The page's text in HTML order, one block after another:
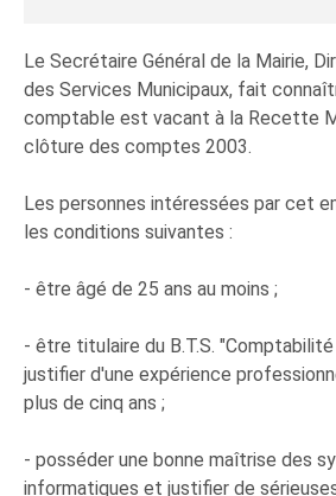
Le Secrétaire Général de la Mairie,
des Services Municipaux, fait
comptable est vacant à la Recette
clôture des comptes 2003.
Les personnes intéressées par cet
les conditions suivantes :
- être âgé de 25 ans au moins ;
- être titulaire du B.T.S.
justifier d'une expérience
plus de cinq ans ;
- posséder une bonne maîtrise des
informatiques et justifier de